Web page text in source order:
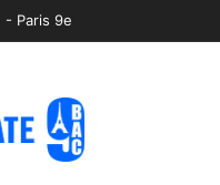
- Paris 9e